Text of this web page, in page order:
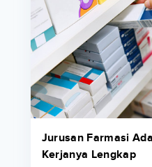
Jurusan Farmasi
Kerjanya Lengkap